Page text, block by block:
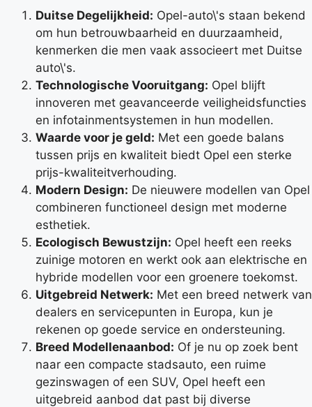
Duitse Degelijkheid: Opel-auto\'s staan bekend
om hun betrouwbaarheid en duurzaamheid,
kenmerken die men vaak associeert met Duitse
auto\'s.
Technologische Vooruitgang: Opel blijft
innoveren met geavanceerde veiligheidsfuncties
en infotainmentsystemen in hun modellen.
Waarde voor je geld: Met een goede balans
tussen prijs en kwaliteit biedt Opel een sterke
prijs-kwaliteitverhouding.
Modern Design: De nieuwere modellen van Opel
combineren functioneel design met moderne
esthetiek.
Ecologisch Bewustzijn: Opel heeft een reeks
zuinige motoren en werkt ook aan elektrische en
hybride modellen voor een groenere toekomst.
Uitgebreid Netwerk: Met een breed netwerk van
dealers en servicepunten in Europa, kun je
rekenen op goede service en ondersteuning.
Breed Modellenaanbod: Of je nu op zoek bent
naar een compacte stadsauto, een ruime
gezinswagen of een SUV, Opel heeft een
uitgebreid aanbod dat past bij diverse